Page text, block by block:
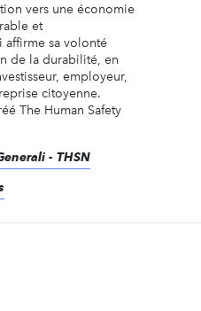
vers une économie
et
affirme sa volonté
de la durabilité, en
employeur,
citoyenne.
The Human Safety
- THSN